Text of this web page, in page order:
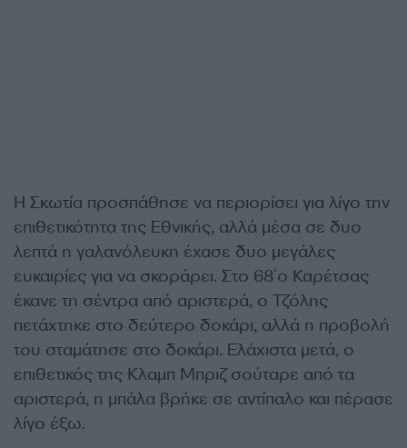
Η Σκωτία προσπάθησε να περιορίσει για λίγο την
επιθετικότητα της Εθνικής, αλλά μέσα σε δυο
λεπτά η γαλανόλευκη έχασε δυο μεγάλες
ευκαιρίες για να σκοράρει. Στο 68΄ο Καρέτσας
έκανε τη σέντρα από αριστερά, ο Τζόλης
πετάχτηκε στο δεύτερο δοκάρι, αλλά η προβολή
του σταμάτησε στο δοκάρι. Ελάχιστα μετά, ο
επιθετικός της Κλαμπ Μπριζ σούταρε από τα
αριστερά, η μπάλα βρήκε σε αντίπαλο και πέρασε
λίγο έξω.